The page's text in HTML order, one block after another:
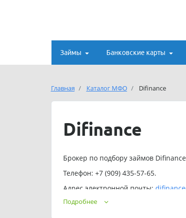
Займы Банковские карты
Главная Каталог МФО Difinance
Difinance
Брокер по подбору займов
Телефон: +7 (909) 435-57-65.
Адрес электронной почты:
Режим работы службы поддержки:
Подробнее